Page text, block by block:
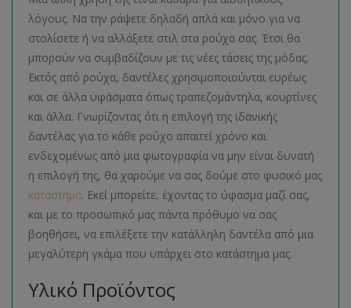
λόγους. Να την ράψετε δηλαδή απλά και μόνο για να
στολίσετε ή να αλλάξετε στιλ στα ρούχα σας. Έτσι θα
μπορούν να συμβαδίζουν με τις νέες τάσεις της μόδας.
Εκτός από ρούχα, δαντέλες χρησιμοποιούνται ευρέως
και σε άλλα υφάσματα όπως τραπεζομάντηλα, κουρτίνες
και άλλα. Γνωρίζοντας ότι η επιλογή της ιδανικής
δαντέλας για το κάθε ρούχο απαιτεί χρόνο και
ενδεχομένως από μια φωτογραφία να μην είναι δυνατή
η επιλογή της, θα χαρούμε να σας δούμε στο φυσικό μας
κατάστημα. Εκεί μπορείτε, έχοντας το ύφασμα μαζί σας,
και με το προσωπικό μας πάντα πρόθυμο να σας
βοηθήσει, να επιλέξετε την κατάλληλη δαντέλα από μια
μεγαλύτερη γκάμα που υπάρχει στο κατάστημα μας.
Υλικό Προϊόντος